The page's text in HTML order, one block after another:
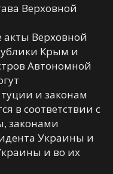
Верховной
Верховной
Крым и
Автономной
и законам
в соответствии с
законами
Украины и
и во их